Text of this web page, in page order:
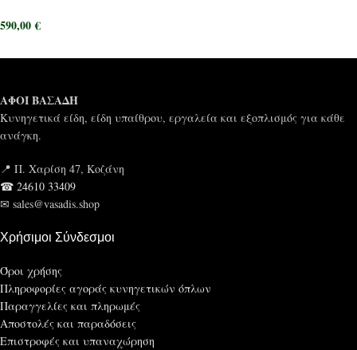
590,00€
ΑΦΟΙ ΒΑΣΑΔΗ
Κυνηγετικά είδη, είδη υπαίθρου, εργαλεία και εξοπλισμός για κάθε
ανάγκη.
📍 Π. Χαρίση 47, Κοζάνη
☎ 24610 33409
✉ sales@vasadis.shop
Χρήσιμοι Σύνδεσμοι
Όροι χρήσης
Πληροφορίες αγοράς κυνηγετικών όπλων
Παραγγελίες και πληρωμές
Αποστολές και παραδόσεις
Επιστροφές και υπαναχώρηση